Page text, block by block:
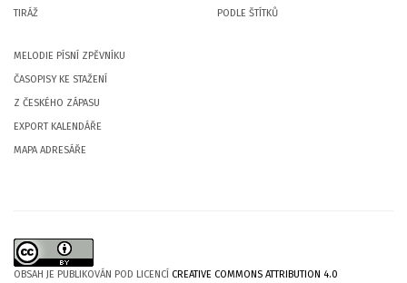
TIRÁŽ
PODLE ŠTÍTKŮ
MELODIE PÍSNÍ ZPĚVNÍKU
ČASOPISY KE STAŽENÍ
Z ČESKÉHO ZÁPASU
EXPORT KALENDÁŘE
MAPA ADRESÁŘE
OBSAH JE PUBLIKOVÁN POD LICENCÍ CREATIVE COMMONS ATTRIBUTION 4.0